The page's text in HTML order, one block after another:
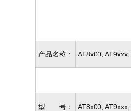
产品名称： AT8x00,
型 号： AT8x00,